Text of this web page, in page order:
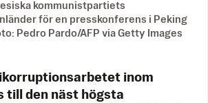
kommunistpartiets
för en presskonferens i Peking
Pedro Pardo/AFP via Getty Images
inom
till den näst högsta